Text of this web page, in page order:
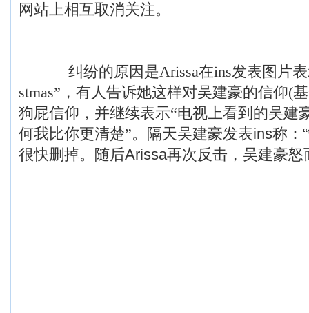
网站上相互取消关注。
纠纷的原因是Arissa在ins发表图片表
stmas”，有人告诉她这样对吴建豪的信仰(
狗屁信仰，并继续表示“电视上看到的吴建
何我比你更清楚”。 隔天吴建豪发表ins称：
很快删掉。随后Arissa再次反击，吴建豪怒